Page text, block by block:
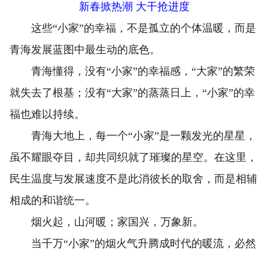
新春掀热潮 大干抢进度
这些“小家”的幸福，不是孤立的个体温暖，而是
青海发展蓝图中最生动的底色。
青海懂得，没有“小家”的幸福感，“大家”的繁荣
就失去了根基；没有“大家”的蒸蒸日上，“小家”的幸
福也难以持续。
青海大地上，每一个“小家”是一颗发光的星星，
虽不耀眼夺目，却共同织就了璀璨的星空。在这里，
民生温度与发展速度不是此消彼长的取舍，而是相辅
相成的和谐统一。
烟火起，山河暖；家国兴，万象新。
当千万“小家”的烟火气升腾成时代的暖流，必然